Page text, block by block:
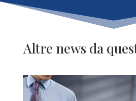
Altre news da